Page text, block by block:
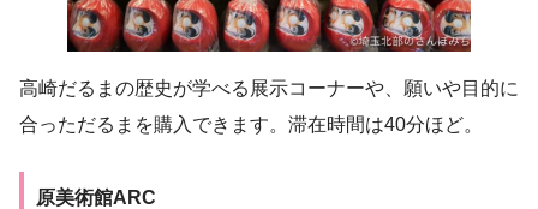
高崎だるまの歴史が学べる展示コーナーや、願いや目的に
合っただるまを購入できます。滞在時間は40分ほど。
原美術館ARC